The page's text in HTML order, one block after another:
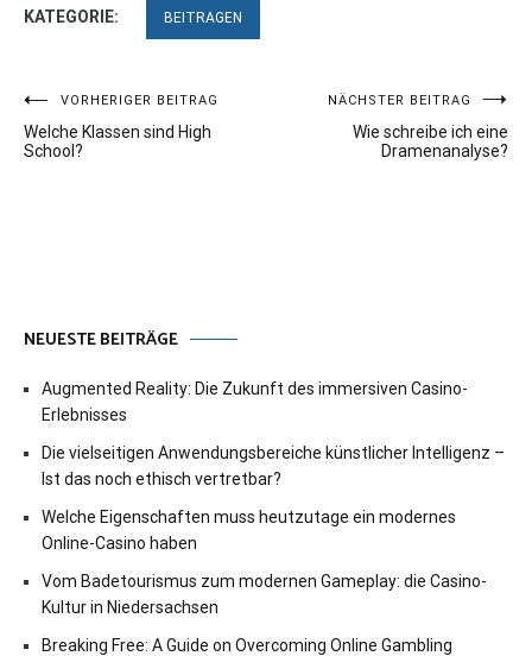
KATEGORIE: BEITRAGEN
Beitragsnavigation
VORHERIGER BEITRAG
Welche Klassen sind High
School?
NÄCHSTER BEITRAG
Wie schreibe ich eine
Dramenanalyse?
NEUESTE BEITRÄGE
Augmented Reality: Die Zukunft des immersiven Casino-
Erlebnisses
Die vielseitigen Anwendungsbereiche künstlicher Intelligenz –
Ist das noch ethisch vertretbar?
Welche Eigenschaften muss heutzutage ein modernes
Online-Casino haben
Vom Badetourismus zum modernen Gameplay: die Casino-
Kultur in Niedersachsen
Breaking Free: A Guide on Overcoming Online Gambling